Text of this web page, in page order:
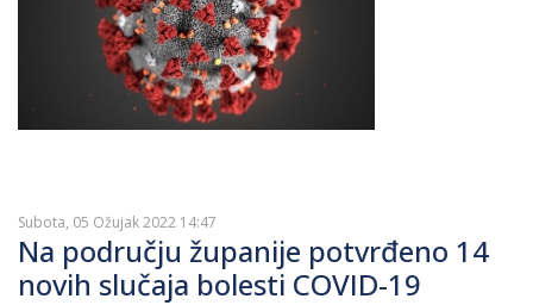
Subota, 05 Ožujak 2022 14:47
Na području županije potvrđeno 14
novih slučaja bolesti COVID-19